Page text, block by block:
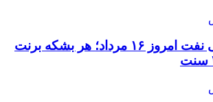
قیمت جهانی نفت امروز ۱۶ مرداد؛ هر بشکه برنت